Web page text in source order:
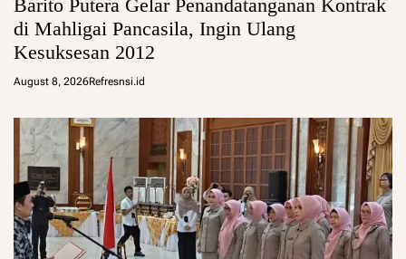
Barito Putera Gelar Penandatanganan Kontrak
di Mahligai Pancasila, Ingin Ulang
Kesuksesan 2012
August 8, 2026Refresnsi.id